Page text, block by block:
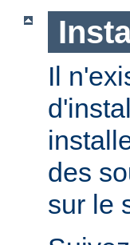
Il
des
sur le